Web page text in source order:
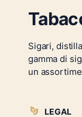
Sigari,
gamma di
un
LEGAL